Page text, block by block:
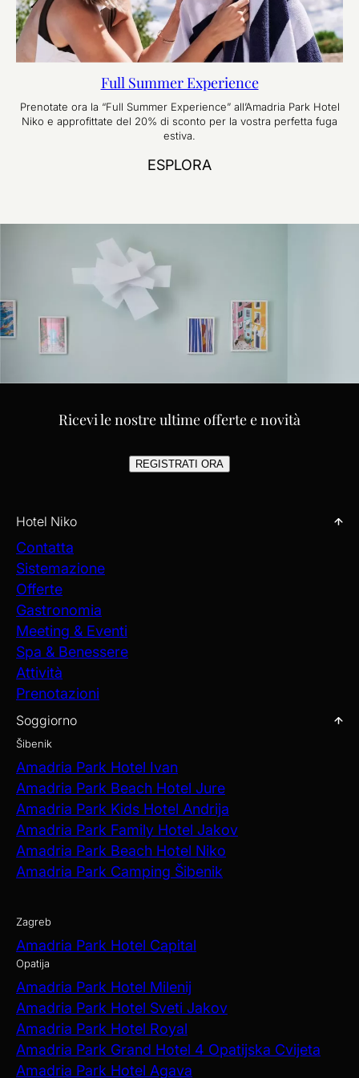
Full Summer Experience
Prenotate ora la “Full Summer Experience” all’Amadria Park Hotel
Niko e approfittate del 20% di sconto per la vostra perfetta fuga
estiva.
ESPLORA
Ricevi le nostre ultime offerte e novità
REGISTRATI ORA
Hotel Niko
Contatta
Sistemazione
Offerte
Gastronomia
Meeting & Eventi
Spa & Benessere
Attività
Prenotazioni
Soggiorno
Šibenik
Amadria Park Hotel Ivan
Amadria Park Beach Hotel Jure
Amadria Park Kids Hotel Andrija
Amadria Park Family Hotel Jakov
Amadria Park Beach Hotel Niko
Amadria Park Camping Šibenik
Zagreb
Amadria Park Hotel Capital
Opatija
Amadria Park Hotel Milenij
Amadria Park Hotel Sveti Jakov
Amadria Park Hotel Royal
Amadria Park Grand Hotel 4 Opatijska Cvijeta
Amadria Park Hotel Agava